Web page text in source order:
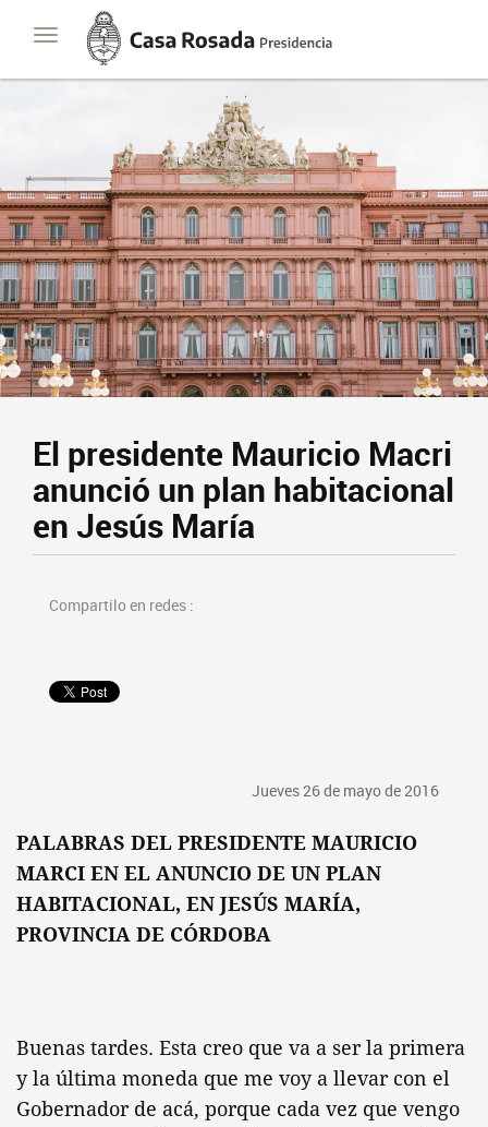
Toggle
navigation
Casa
Rosada
Presidencia
de
El presidente Mauricio Macri
anunció un plan habitacional
en Jesús María
Compartilo en redes :
Jueves 26 de mayo de 2016
PALABRAS DEL PRESIDENTE MAURICIO
MARCI EN EL ANUNCIO DE UN PLAN
HABITACIONAL, EN JESÚS MARÍA,
PROVINCIA DE CÓRDOBA
Buenas tardes. Esta creo que va a ser la primera
y la última moneda que me voy a llevar con el
Gobernador de acá, porque cada vez que vengo